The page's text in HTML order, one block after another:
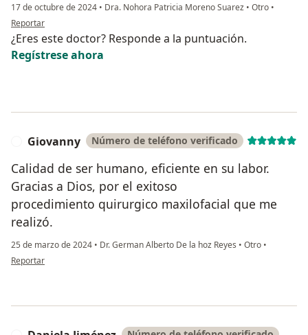
17 de octubre de 2024 • Dra. Nohora Patricia Moreno Suarez • Otro •
en opinión del usuario Ingrid Diaz
Reportar
¿Eres este doctor? Responde a la puntuación.
Regístrese ahora
Giovanny Número de teléfono verificado
Calidad de ser humano, eficiente en su labor.
Gracias a Dios, por el exitoso
procedimiento quirurgico maxilofacial que me
realizó.
25 de marzo de 2024 • Dr. German Alberto De la hoz Reyes • Otro •
en opinión del usuario Giovanny
Reportar